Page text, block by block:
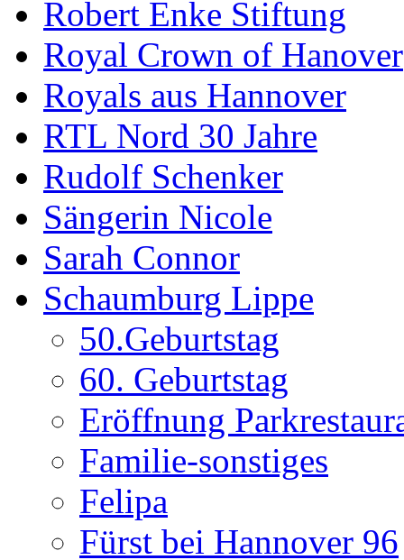
Robert Enke Stiftung
Royal Crown of Hanover
Royals aus Hannover
RTL Nord 30 Jahre
Rudolf Schenker
Sängerin Nicole
Sarah Connor
Schaumburg Lippe
50.Geburtstag
60. Geburtstag
Eröffnung
Familie-sonstiges
Felipa
Fürst bei Hannover 96